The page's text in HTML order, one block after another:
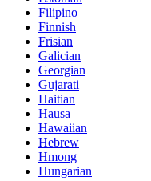
Filipino
Finnish
Frisian
Galician
Georgian
Gujarati
Haitian
Hausa
Hawaiian
Hebrew
Hmong
Hungarian